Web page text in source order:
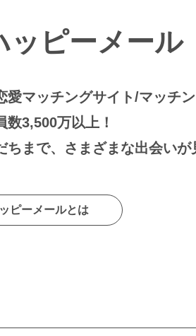
ッピーメール
マッチングサイト/マッチン
3,500万以上！
まで、さまざまな出会いが
ピーメールとは